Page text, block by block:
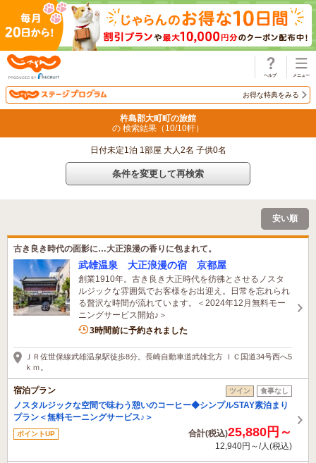
お得な特典をみる
杵島郡大町町の旅館
の 検索結果（ 10/10軒）
日付未定1泊 1部屋 大人2名 子供0名
条件を変更して再検索
安い順
古き良き時代の面影に…大正浪漫の香りに包まれて。
武雄温泉 大正浪漫の宿 京都屋
創業1910年。古き良き大正時代を彷彿とさせるノスタ
ルジックな雰囲気でお客様をお出迎え。日常を忘れられ
る贅沢な時間が流れています。＜2024年12月無料モー
ニングサービス開始♪＞
1名がこの宿を見ています
3時間前に予約されました
ＪＲ佐世保線武雄温泉駅徒歩8分。長崎自動車道武雄北方 ＩＣ国道34号西へ5
ｋｍ。
宿泊プラン ツイン 食事なし
ノスタルジックな空間で味わう憩いのコーヒー◆シンプルSTAY素泊まり
プラン＜無料モーニングサービス♪＞
ポイントUP 合計(税込)25,880円～
12,940円～/人(税込)